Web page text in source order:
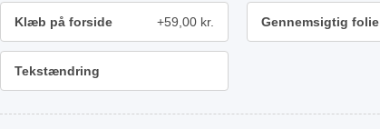
Klæb på forside +59,00 kr. Gennemsigtig folie
Tekstændring